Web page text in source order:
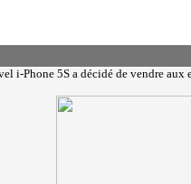
i-Phone 5S a décidé de vendre aux